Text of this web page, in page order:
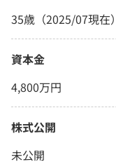
35歳（2025/07現在）
資本金
4,800万円
株式公開
未公開